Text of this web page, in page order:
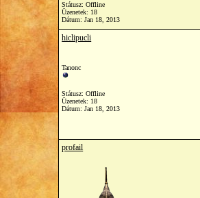
Státusz: Offline
Üzenetek: 18
Dátum:Jan 18, 2013
hiclipucli
Tanonc
Státusz: Offline
Üzenetek: 18
Dátum:Jan 18, 2013
profail